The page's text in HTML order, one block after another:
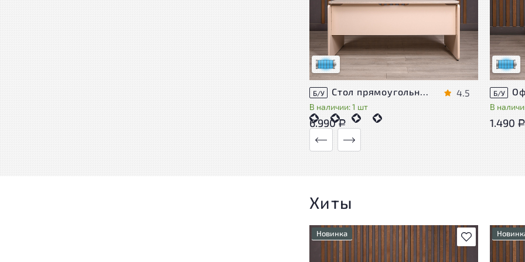
Состояние товара приближено к новому,
могут присутствовать незначительные
следы эксплуатации
Низкая степень износа
Б/У Стол прямоугольный Accord ДСП Дуб Россия
В наличии: 1 шт
4.5
6.990Р
могут
следы
Низкая
Б/У
В
1.490 Р
Хиты
В избранное
Новинка